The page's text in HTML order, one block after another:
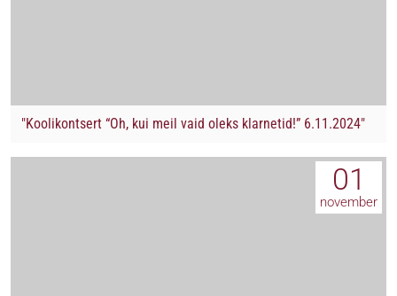
"Koolikontsert “Oh, kui meil vaid oleks klarnetid!” 6.11.2024"
01
november